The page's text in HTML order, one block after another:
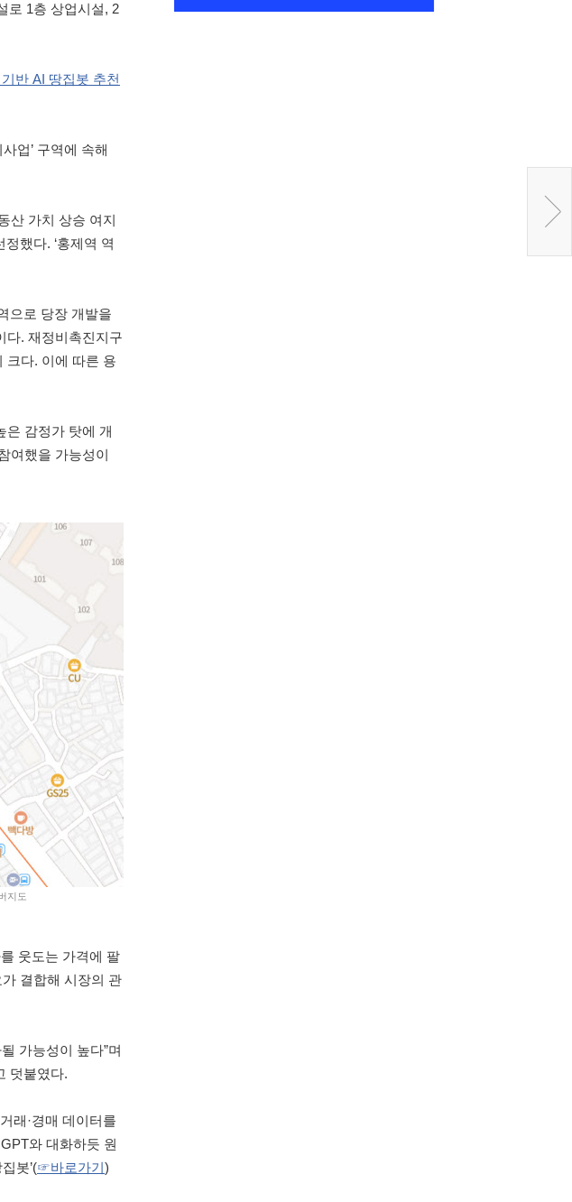
로 1층 상업시설, 2
반 AI 땅집봇 추천
업’ 구역에 속해
산 가치 상승 여지
했다. ‘홍제역 역
으로 당장 개발을
다. 재정비촉진지구
크다. 이에 따른 용
은 감정가 탓에 개
여했을 가능성이
지도
웃도는 가격에 팔
결합해 시장의 관
가능성이 높다”며
덧붙였다.
래·경매 데이터를
와 대화하듯 원
봇’(☞바로가기)